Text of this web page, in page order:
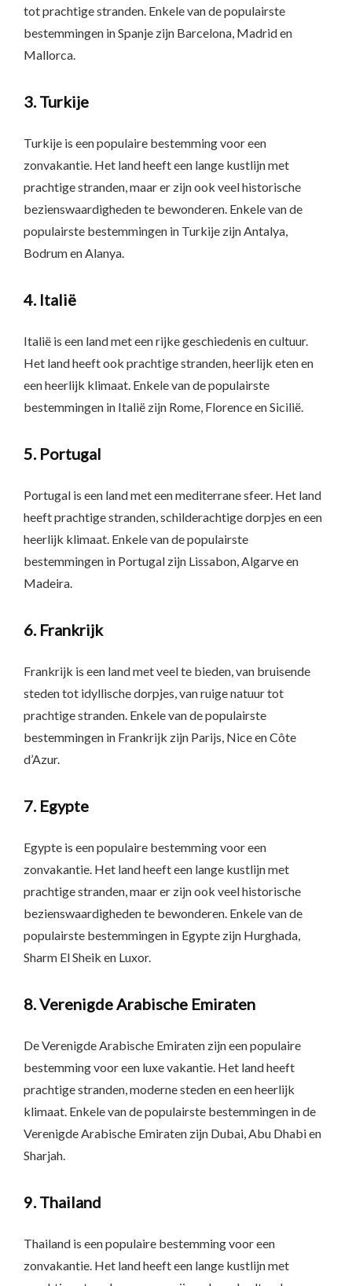
tot prachtige stranden. Enkele van de populairste
bestemmingen in Spanje zijn Barcelona, Madrid en
Mallorca.
3. Turkije
Turkije is een populaire bestemming voor een
zonvakantie. Het land heeft een lange kustlijn met
prachtige stranden, maar er zijn ook veel historische
bezienswaardigheden te bewonderen. Enkele van de
populairste bestemmingen in Turkije zijn Antalya,
Bodrum en Alanya.
4. Italië
Italië is een land met een rijke geschiedenis en cultuur.
Het land heeft ook prachtige stranden, heerlijk eten en
een heerlijk klimaat. Enkele van de populairste
bestemmingen in Italië zijn Rome, Florence en Sicilië.
5. Portugal
Portugal is een land met een mediterrane sfeer. Het land
heeft prachtige stranden, schilderachtige dorpjes en een
heerlijk klimaat. Enkele van de populairste
bestemmingen in Portugal zijn Lissabon, Algarve en
Madeira.
6. Frankrijk
Frankrijk is een land met veel te bieden, van bruisende
steden tot idyllische dorpjes, van ruige natuur tot
prachtige stranden. Enkele van de populairste
bestemmingen in Frankrijk zijn Parijs, Nice en Côte
d’Azur.
7. Egypte
Egypte is een populaire bestemming voor een
zonvakantie. Het land heeft een lange kustlijn met
prachtige stranden, maar er zijn ook veel historische
bezienswaardigheden te bewonderen. Enkele van de
populairste bestemmingen in Egypte zijn Hurghada,
Sharm El Sheik en Luxor.
8. Verenigde Arabische Emiraten
De Verenigde Arabische Emiraten zijn een populaire
bestemming voor een luxe vakantie. Het land heeft
prachtige stranden, moderne steden en een heerlijk
klimaat. Enkele van de populairste bestemmingen in de
Verenigde Arabische Emiraten zijn Dubai, Abu Dhabi en
Sharjah.
9. Thailand
Thailand is een populaire bestemming voor een
zonvakantie. Het land heeft een lange kustlijn met